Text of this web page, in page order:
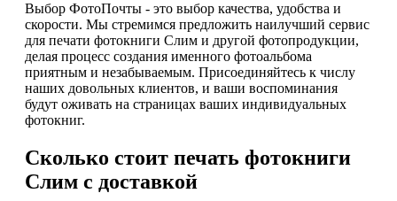
Выбор ФотоПочты - это выбор качества, удобства и
скорости. Мы стремимся предложить наилучший сервис
для печати фотокниги Слим и другой фотопродукции,
делая процесс создания именного фотоальбома
приятным и незабываемым. Присоединяйтесь к числу
наших довольных клиентов, и ваши воспоминания
будут оживать на страницах ваших индивидуальных
фотокниг.
Сколько стоит печать фотокниги
Слим с доставкой